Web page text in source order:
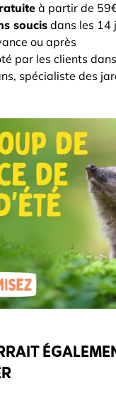
à partir de
soucis dans les 14
ou après
par les clients
spécialiste des